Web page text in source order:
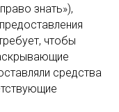
знать»),
чтобы
средства